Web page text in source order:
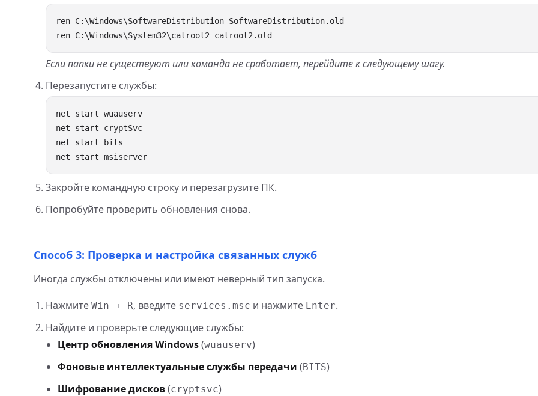
Если папки не существуют или команда не сработает, перейдите к следующему шагу.
Перезапустите службы:
Закройте командную строку и перезагрузите ПК.
Попробуйте проверить обновления снова.
Способ 3: Проверка и настройка связанных служб
Иногда службы отключены или имеют неверный тип запуска.
Нажмите Win + R, введите services.msc и нажмите Enter.
Найдите и проверьте следующие службы:
Центр обновления Windows(wuauserv)
Фоновые интеллектуальные службы передачи (BITS)
Шифрование дисков(cryptsvc)